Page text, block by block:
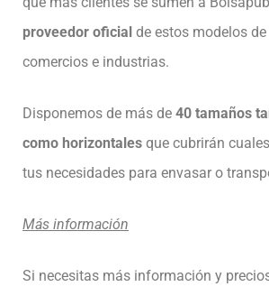
proveedor oficial de estos modelos
comercios e industrias.
Disponemos de más de 40 tamaños
como horizontales que cubrirán
tus necesidades para envasar o
Más información
Si necesitas más información y